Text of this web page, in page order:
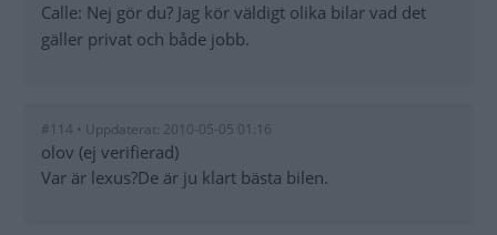
Calle: Nej gör du? Jag kör väldigt olika bilar vad det
gäller privat och både jobb.
#114 • Uppdaterat: 2010-05-05 01:16
olov (ej verifierad)
Var är lexus?De är ju klart bästa bilen.